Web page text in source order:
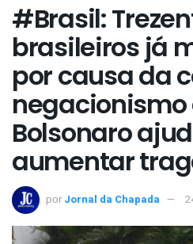
#Brasil:
brasileiros já
por causa da
negacionismo
Bolsonaro
aumentar
por Jornal da Chapada